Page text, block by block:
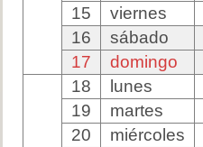
15
viernes
16
sábado
17
domingo
18
lunes
19
martes
20
miércoles